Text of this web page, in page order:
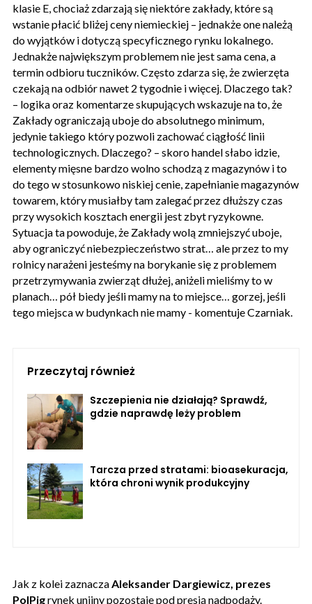
klasie E, chociaż zdarzają się niektóre zakłady, które są
wstanie płacić bliżej ceny niemieckiej – jednakże one należą
do wyjątków i dotyczą specyficznego rynku lokalnego.
Jednakże największym problemem nie jest sama cena, a
termin odbioru tuczników. Często zdarza się, że zwierzęta
czekają na odbiór nawet 2 tygodnie i więcej. Dlaczego tak?
– logika oraz komentarze skupujących wskazuje na to, że
Zakłady ograniczają uboje do absolutnego minimum,
jedynie takiego który pozwoli zachować ciągłość linii
technologicznych. Dlaczego? – skoro handel słabo idzie,
elementy mięsne bardzo wolno schodzą z magazynów i to
do tego w stosunkowo niskiej cenie, zapełnianie magazynów
towarem, który musiałby tam zalegać przez dłuższy czas
przy wysokich kosztach energii jest zbyt ryzykowne.
Sytuacja ta powoduje, że Zakłady wolą zmniejszyć uboje,
aby ograniczyć niebezpieczeństwo strat… ale przez to my
rolnicy narażeni jesteśmy na borykanie się z problemem
przetrzymywania zwierząt dłużej, aniżeli mieliśmy to w
planach… pół biedy jeśli mamy na to miejsce… gorzej, jeśli
tego miejsca w budynkach nie mamy - komentuje Czarniak.
Przeczytaj również
Szczepienia nie działają? Sprawdź,
gdzie naprawdę leży problem
Tarcza przed stratami: bioasekuracja,
która chroni wynik produkcyjny
Jak z kolei zaznacza Aleksander Dargiewicz, prezes
PolPigrynek unijny pozostaje pod presją nadpodaży.